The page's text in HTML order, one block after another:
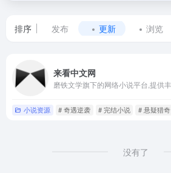
排序 发布 更新 浏览
标
签
为
来看中文网
小说资源 # 奇遇逆袭 # 完结小说 # 悬疑猎奇
没有了